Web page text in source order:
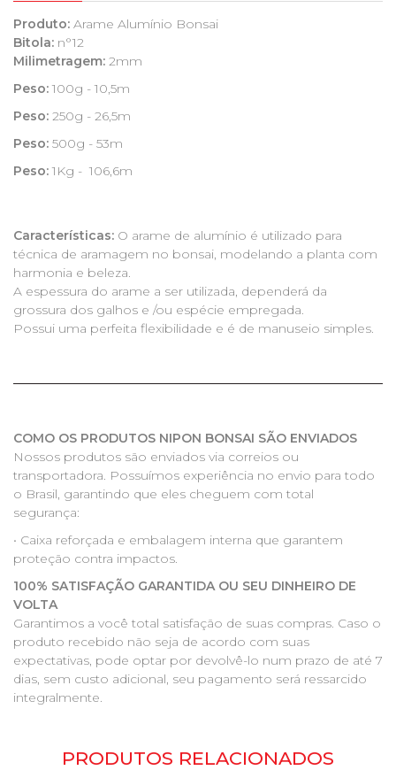
Produto: Arame Alumínio Bonsai
Bitola: n°12
Milimetragem: 2mm
Peso: 100g - 10,5m
Peso: 250g - 26,5m
Peso: 500g - 53m
Peso: 1Kg - 106,6m
Características: O arame de alumínio é utilizado para
técnica de aramagem no bonsai, modelando a planta com
harmonia e beleza.
A espessura do arame a ser utilizada, dependerá da
grossura dos galhos e /ou espécie empregada.
Possui uma perfeita flexibilidade e é de manuseio simples.
COMO OS PRODUTOS NIPON BONSAI SÃO ENVIADOS
Nossos produtos são enviados via correios ou
transportadora. Possuímos experiência no envio para todo
o Brasil, garantindo que eles cheguem com total
segurança:
• Caixa reforçada e embalagem interna que garantem
proteção contra impactos.
100% SATISFAÇÃO GARANTIDA OU SEU DINHEIRO DE
VOLTA
Garantimos a você total satisfação de suas compras. Caso o
produto recebido não seja de acordo com suas
expectativas, pode optar por devolvê-lo num prazo de até 7
dias, sem custo adicional, seu pagamento será ressarcido
integralmente.
PRODUTOS RELACIONADOS